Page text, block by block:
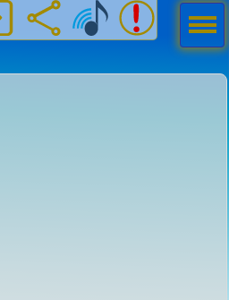
Men
ú